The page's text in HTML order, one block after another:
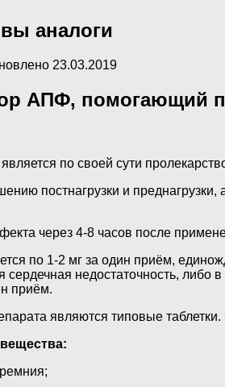
аналоги
23.03.2019
АПФ, помогающий
по своей сути
постнагрузки и
через 4-8 часов после
по 1-2 мг за один приём,
сердечная недостаточность,
приём.
являются типовые